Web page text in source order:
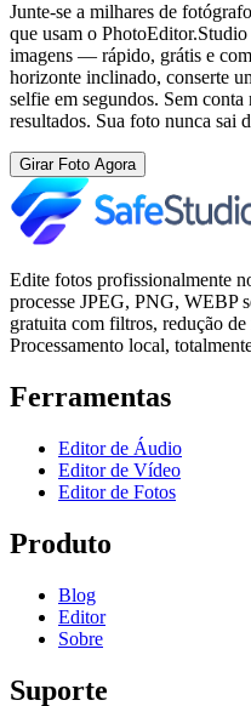
Junte-se a milhares de
que usam o
imagens — rápido, grátis e
horizonte inclinado, conserte
selfie em segundos. Sem conta
resultados. Sua foto nunca sai
Girar Foto Agora
Edite fotos profissionalmente
processe JPEG, PNG, WEBP
gratuita com filtros, redução
Processamento local,
Ferramentas
Editor de Áudio
Editor de Vídeo
Editor de Fotos
Produto
Blog
Editor
Sobre
Suporte